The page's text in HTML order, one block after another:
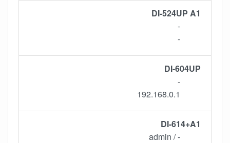
DI-524UP A1
-
-
DI-604UP
-
192.168.0.1
DI-614+A1
- / admin